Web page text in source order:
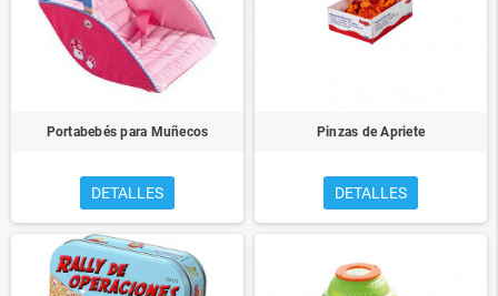
Portabebés para Muñecos
DETALLES
Pinzas de Apriete
DETALLES